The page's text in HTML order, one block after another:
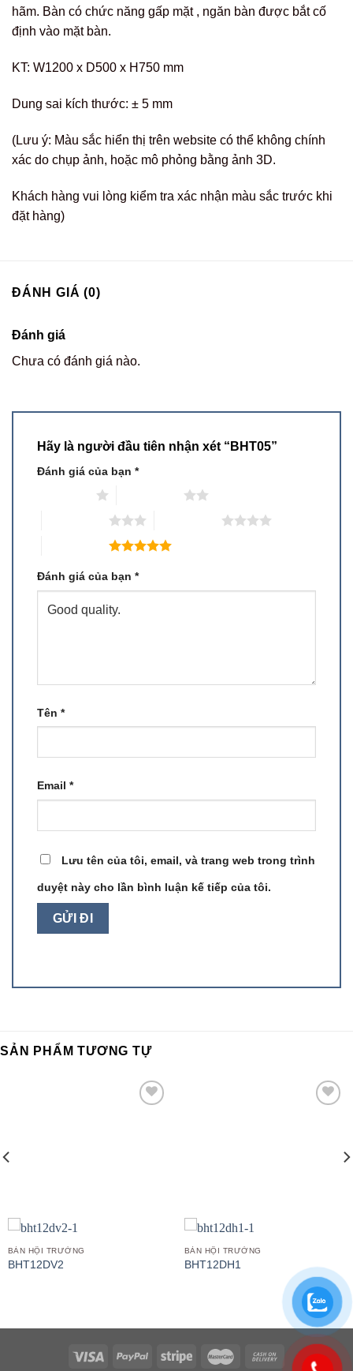
hãm. Bàn có chức năng gấp mặt , ngăn bàn được bắt cố
định vào mặt bàn.
KT: W1200 x D500 x H750 mm
Dung sai kích thước: ± 5 mm
(Lưu ý: Màu sắc hiển thị trên website có thể không chính
xác do chụp ảnh, hoặc mô phỏng bằng ảnh 3D.
Khách hàng vui lòng kiểm tra xác nhận màu sắc trước khi
đặt hàng)
ĐÁNH GIÁ (0)
Đánh giá
Chưa có đánh giá nào.
Hãy là người đầu tiên nhận xét “BHT05”
Đánh giá của bạn *
Đánh giá của bạn *
Tên *
Email *
Lưu tên của tôi, email, và trang web trong trình
duyệt này cho lần bình luận kế tiếp của tôi.
SẢN PHẨM TƯƠNG TỰ
BÀN HỘI TRƯỜNG
BHT12DV2
BÀN HỘI TRƯỜNG
BHT12DH1